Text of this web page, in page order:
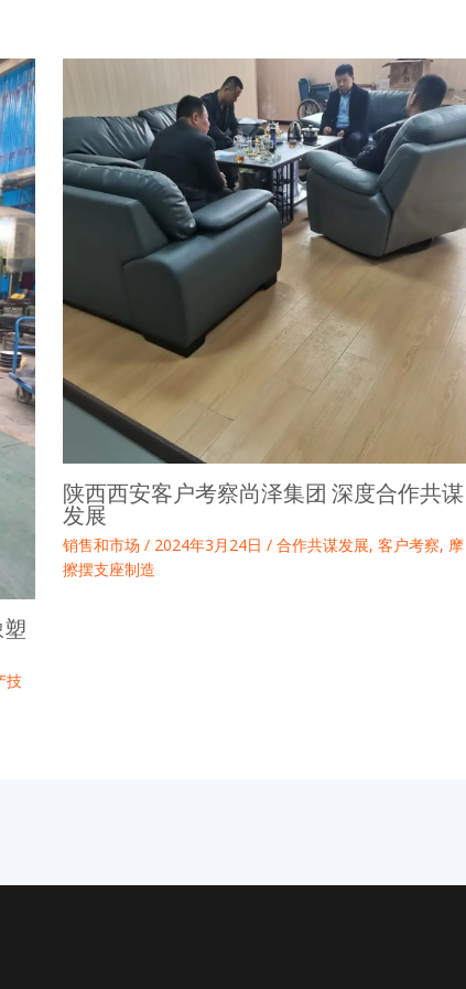
技
陕西西安客户考察尚泽集团 深度合作共谋
发展
销售和市场 / 2024年3月24日 / 合作共谋发展, 客户考察, 摩
擦摆支座制造